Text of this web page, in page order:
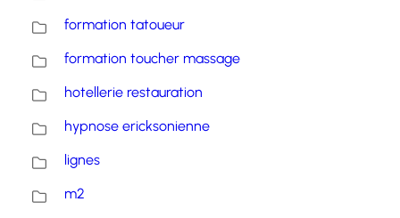
formation tatoueur
formation toucher massage
hotellerie restauration
hypnose ericksonienne
lignes
m2